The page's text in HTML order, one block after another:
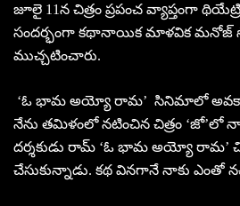
జూలై 11న చిత్రం ప్రపంచ వ్యాప్తంగా
సందర్భంగా కథానాయిక మాళవిక మనోజ్‌
ముచ్చటించారు.
‘ఓ భామ అయ్యో రామ’ సినిమాలో
నేను తమిళంలో నటించిన చిత్రం
దర్శకుడు రామ్‌ ‘ఓ భామ అయ్యో రామ’
చేసుకున్నాడు. కథ వినగానే నాకు ఎంతో